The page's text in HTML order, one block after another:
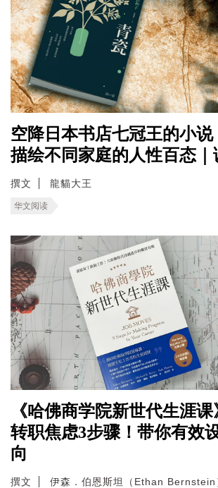
空降日本书店七冠王的小说
描绘不同家庭的人性百态｜
撰文 龍貓大王
华文阅读
《哈佛商学院新世代生涯
转职焦虑3步骤！带你有效
向
撰文
伊森．伯恩斯坦（Ethan Bernstein